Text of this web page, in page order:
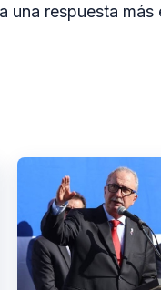
una respuesta